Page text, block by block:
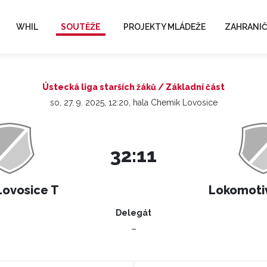
WHIL SOUTĚŽE PROJEKTY MLÁDEŽE
Ústecká liga starších žáků / Základní část
so, 27. 9. 2025, 12:20, hala Chemik Lovosice
T
32:11
Delegát
–